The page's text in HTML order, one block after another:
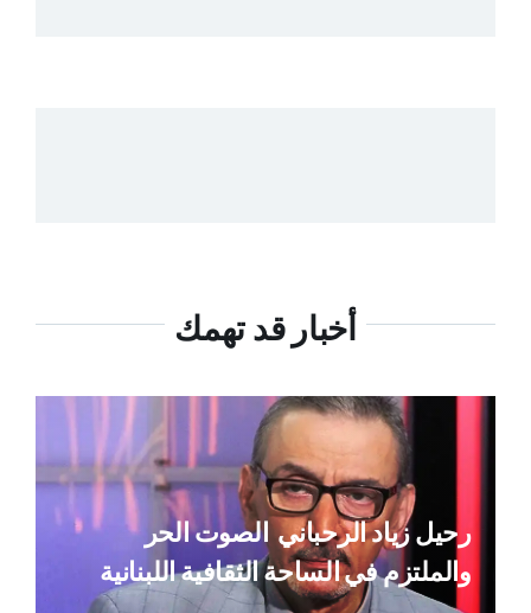
أخبار قد تهمك
رحيل زياد الرحباني ‏ الصوت الحر
والملتزم في الساحة الثقافية اللبنانية